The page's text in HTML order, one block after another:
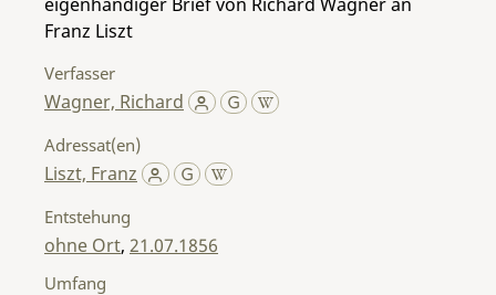
Franz Liszt
Verfasser
Wagner, Richard
Adressat(en)
Liszt, Franz
Entstehung
ohne Ort, 21.07.1856
Umfang